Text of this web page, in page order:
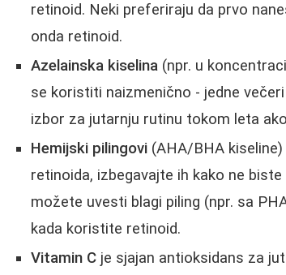
retinoid. Neki preferiraju da prvo
onda retinoid.
Azelainska kiselina (npr. u
se koristiti naizmenično - jedne
izbor za jutarnju rutinu tokom leta
Hemijski pilingovi (AHA/BHA
retinoida, izbegavajte ih kako ne
možete uvesti blagi piling (npr. sa
kada koristite retinoid.
Vitamin C je sjajan antioksidans za